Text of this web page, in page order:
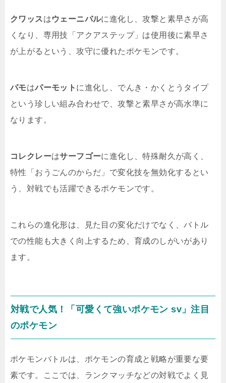
クワッスはウェーニバルに進化し、攻撃と素早さが高
くなり、専用技「アクアステップ」は使用後に素早さ
が上がるという、攻守に優れたポケモンです。
パモはパーモット に進化し、でんき・かくとうタイプ
という珍しい組み合わせで、攻撃と素早さが高水準に
なります。
コレクレーはサーフゴーに進化し、特殊耐久が高く、
特性「おうごんのからだ」で変化技を無効化するとい
う、対戦でも活躍できるポケモンです。
これらの進化形は、見た目の変化だけでなく、バトル
での性能も大きく向上するため、育成のしがいがあり
ます。
対戦で人気！「可愛くて強いポケモン sv」注目
のポケモン
ポケモンバトルは、ポケモンの育成と戦略が重要な要
素です。ここでは、ランクマッチなどの対戦でよく見